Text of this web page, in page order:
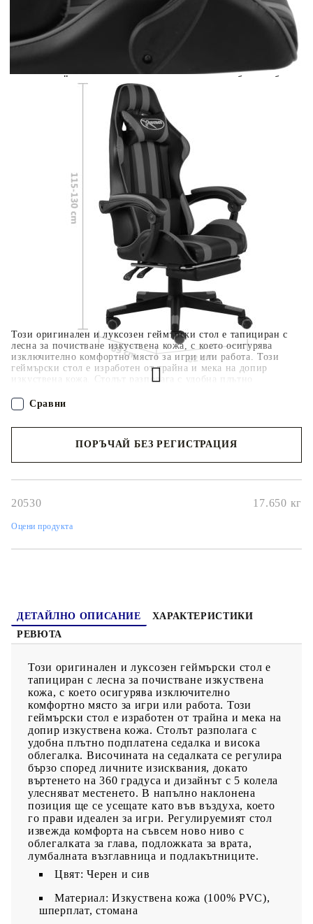
Този оригинален и луксозен геймърски стол е тапициран с
лесна за почистване изкуствена кожа, с което осигурява
изключително комфортно място за игри или работа. Този
геймърски стол е изработен от трайна и мека на допир
изкуствена кожа. Столът разполага с удобна плътно
седалката се регулира бързо според личните изисквания,
докато въртенето на 360 градуса и дизайнът с 5 колела
Регулируемият стол извежда комфорта на съвсем ново ниво с
седалка. Съобразете се с риска от открит огън и други
количката" и при поръчка ще можете да изберете броя
вноски на кредита.
Предоставената таблица е с информационна цел.
Добавете продукта в количката си с бутона "Добави в
количката" и при поръчка ще можете да изберете броя
Когато плащате с NewPay, всъщност NewPay плаща
поръчката Ви вместо Вас. Вие я получавате и
разполагате с три начина да я платите към тях:
Отложено до 30 дни от момента на изпращане на
поръчката без оскъпяване. За покупки на стойност до
400 лв. / €204,52
Плащане на 4 вноски. Заплащате 20% от стойността на
поръчката си на момента с карта. Останалата сума се
разделя на 3 равни месечни вноски без оскъпяване. За
покупки на стойност до 1000 лв. / €511.31
Плащане на 6 вноски. Стойността на поръчката се
разпределя в 6 равни месечни вноски с оскъпяване. За
покупки на стойност до 2000 лв. / €1022.61
ПОРЪЧАЙ БЕЗ РЕГИСТРАЦИЯ
20530 17.650 кг
Оцени продукта
Сравни
ДЕТАЙЛНО ОПИСАНИЕ
ХАРАКТЕРИСТИКИ
РЕВЮТА
Този оригинален и луксозен геймърски стол е
тапициран с лесна за почистване изкуствена
кожа, с което осигурява изключително
комфортно място за игри или работа. Този
геймърски стол е изработен от трайна и мека на
допир изкуствена кожа. Столът разполага с
удобна плътно подплатена седалка и висока
облегалка. Височината на седалката се регулира
бързо според личните изисквания, докато
въртенето на 360 градуса и дизайнът с 5 колела
улесняват местенето. В напълно наклонена
позиция ще се усещате като във въздуха, което
го прави идеален за игри. Регулируемият стол
извежда комфорта на съвсем ново ниво с
облегалката за глава, подложката за врата,
лумбалната възглавница и подлакътниците.
Цвят: Черен и сив
Материал: Изкуствена кожа (100% PVC),
шперплат, стомана